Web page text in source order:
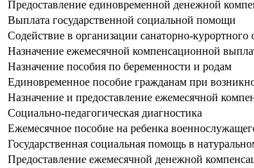
Предоставление единовременной денежной
Выплата государственной социальной помощи
Содействие в организации санаторно-курортного
Назначение ежемесячной компенсационной
Назначение пособия по беременности и родам
Единовременное пособие гражданам при
Назначение и предоставление ежемесячной
Социально-педагогическая диагностика
Ежемесячное пособие на ребенка
Государственная социальная помощь в
Предоставление ежемесячной денежной